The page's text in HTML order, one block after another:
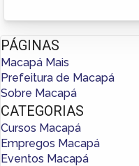
PÁGINAS
Macapá Mais
Prefeitura de Macapá
Sobre Macapá
CATEGORIAS
Cursos Macapá
Empregos Macapá
Eventos Macapá